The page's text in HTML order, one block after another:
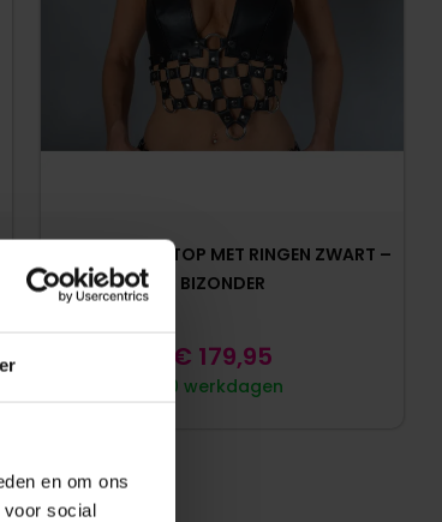
en om ons
voor social
LEREN HALTER TOP MET RINGEN ZWART –
BIZONDER
10 werkdagen
€ 179,95